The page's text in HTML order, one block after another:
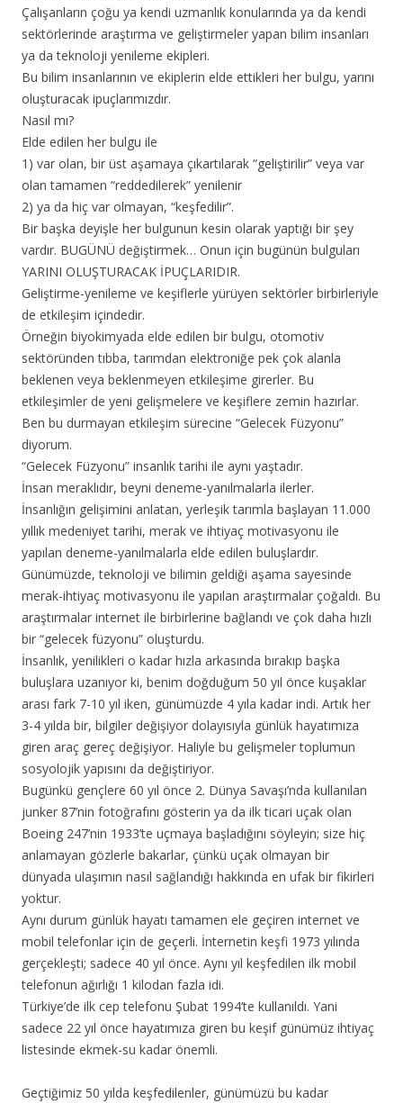
Çalışanların çoğu ya kendi uzmanlık konularında ya da kendi
sektörlerinde araştırma ve geliştirmeler yapan bilim insanları
ya da teknoloji yenileme ekipleri.
Bu bilim insanlarının ve ekiplerin elde ettikleri her bulgu, yarını
oluşturacak ipuçlarımızdır.
Nasıl mı?
Elde edilen her bulgu ile
1) var olan, bir üst aşamaya çıkartılarak “geliştirilir” veya var
olan tamamen “reddedilerek” yenilenir
2) ya da hiç var olmayan, “keşfedilir”.
Bir başka deyişle her bulgunun kesin olarak yaptığı bir şey
vardır. BUGÜNÜ değiştirmek… Onun için bugünün bulguları
YARINI OLUŞTURACAK İPUÇLARIDIR.
Geliştirme-yenileme ve keşiflerle yürüyen sektörler birbirleriyle
de etkileşim içindedir.
Örneğin biyokimyada elde edilen bir bulgu, otomotiv
sektöründen tıbba, tarımdan elektroniğe pek çok alanla
beklenen veya beklenmeyen etkileşime girerler. Bu
etkileşimler de yeni gelişmelere ve keşiflere zemin hazırlar.
Ben bu durmayan etkileşim sürecine “Gelecek Füzyonu”
diyorum.
“Gelecek Füzyonu” insanlık tarihi ile aynı yaştadır.
İnsan meraklıdır, beyni deneme-yanılmalarla ilerler.
İnsanlığın gelişimini anlatan, yerleşik tarımla başlayan 11.000
yıllık medeniyet tarihi, merak ve ihtiyaç motivasyonu ile
yapılan deneme-yanılmalarla elde edilen buluşlardır.
Günümüzde, teknoloji ve bilimin geldiği aşama sayesinde
merak-ihtiyaç motivasyonu ile yapılan araştırmalar çoğaldı. Bu
araştırmalar internet ile birbirlerine bağlandı ve çok daha hızlı
bir “gelecek füzyonu” oluşturdu.
İnsanlık, yenilikleri o kadar hızla arkasında bırakıp başka
buluşlara uzanıyor ki, benim doğduğum 50 yıl önce kuşaklar
arası fark 7-10 yıl iken, günümüzde 4 yıla kadar indi. Artık her
3-4 yılda bir, bilgiler değişiyor dolayısıyla günlük hayatımıza
giren araç gereç değişiyor. Haliyle bu gelişmeler toplumun
sosyolojik yapısını da değiştiriyor.
Bugünkü gençlere 60 yıl önce 2. Dünya Savaşı’nda kullanılan
junker 87’nin fotoğrafını gösterin ya da ilk ticari uçak olan
Boeing 247’nin 1933’te uçmaya başladığını söyleyin; size hiç
anlamayan gözlerle bakarlar, çünkü uçak olmayan bir
dünyada ulaşımın nasıl sağlandığı hakkında en ufak bir fikirleri
yoktur.
Aynı durum günlük hayatı tamamen ele geçiren internet ve
mobil telefonlar için de geçerli. İnternetin keşfi 1973 yılında
gerçekleşti; sadece 40 yıl önce. Aynı yıl keşfedilen ilk mobil
telefonun ağırlığı 1 kilodan fazla idi.
Türkiye’de ilk cep telefonu Şubat 1994’te kullanıldı. Yani
sadece 22 yıl önce hayatımıza giren bu keşif günümüz ihtiyaç
listesinde ekmek-su kadar önemli.
Geçtiğimiz 50 yılda keşfedilenler, günümüzü bu kadar